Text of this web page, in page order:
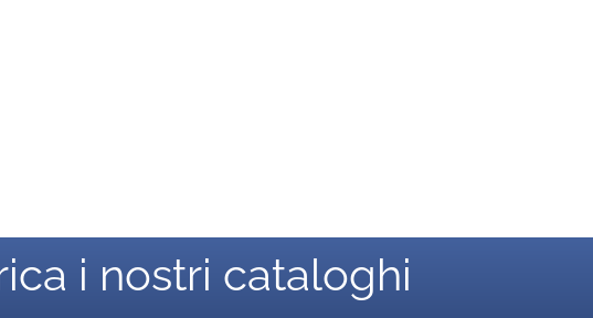
i nostri cataloghi